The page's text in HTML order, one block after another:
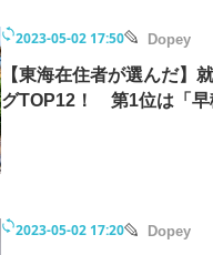
2023-05-02 17:50 Dopey
【東海在住者が選んだ】
グTOP12！ 第1位は「早
2023-05-02 17:20 Dopey